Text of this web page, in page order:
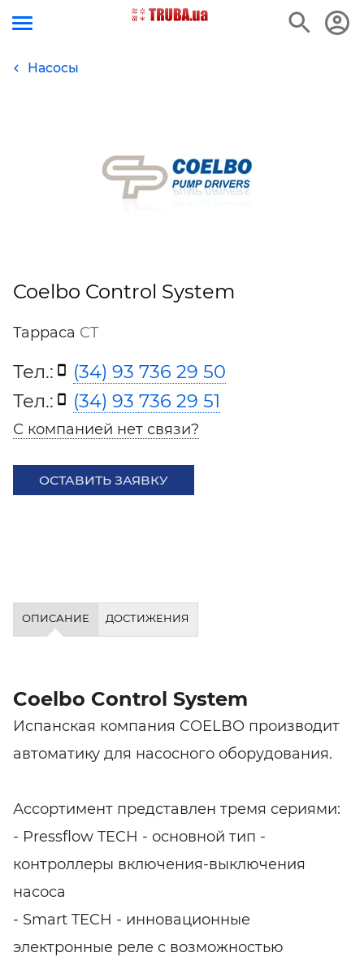
Насосы
Coelbo Control System
Тарраса CT
Тел.:
(34) 93 736 29 50
Тел.:
(34) 93 736 29 51
С компанией нет связи?
ОСТАВИТЬ ЗАЯВКУ
ОПИСАНИЕ ДОСТИЖЕНИЯ
Coelbo Control System
Испанская компания COELBO производит
автоматику для насосного оборудования.
Ассортимент представлен тремя сериями:
- Pressflow TECH - основной тип -
контроллеры включения-выключения
насоса
- Smart TECH - инновационные
электронные реле с возможностью